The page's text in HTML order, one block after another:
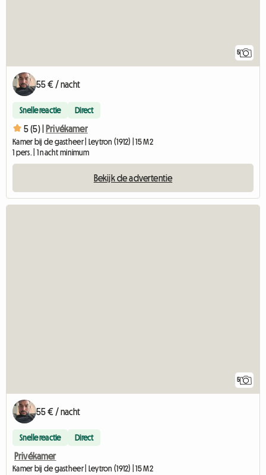
5
55 € / nacht
Snelle reactie Direct
5 (5) | Privékamer
Kamer bij de gastheer | Leytron (1912) | 15 M2
1 pers. | 1 nacht minimum
Bekijk de advertentie
5
55 € / nacht
Snelle reactie Direct
Privékamer
Kamer bij de gastheer | Leytron (1912) | 15 M2